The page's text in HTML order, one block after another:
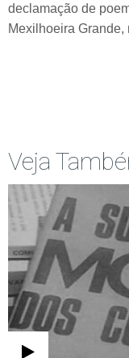
declamação de
Mexilhoeira
Veja